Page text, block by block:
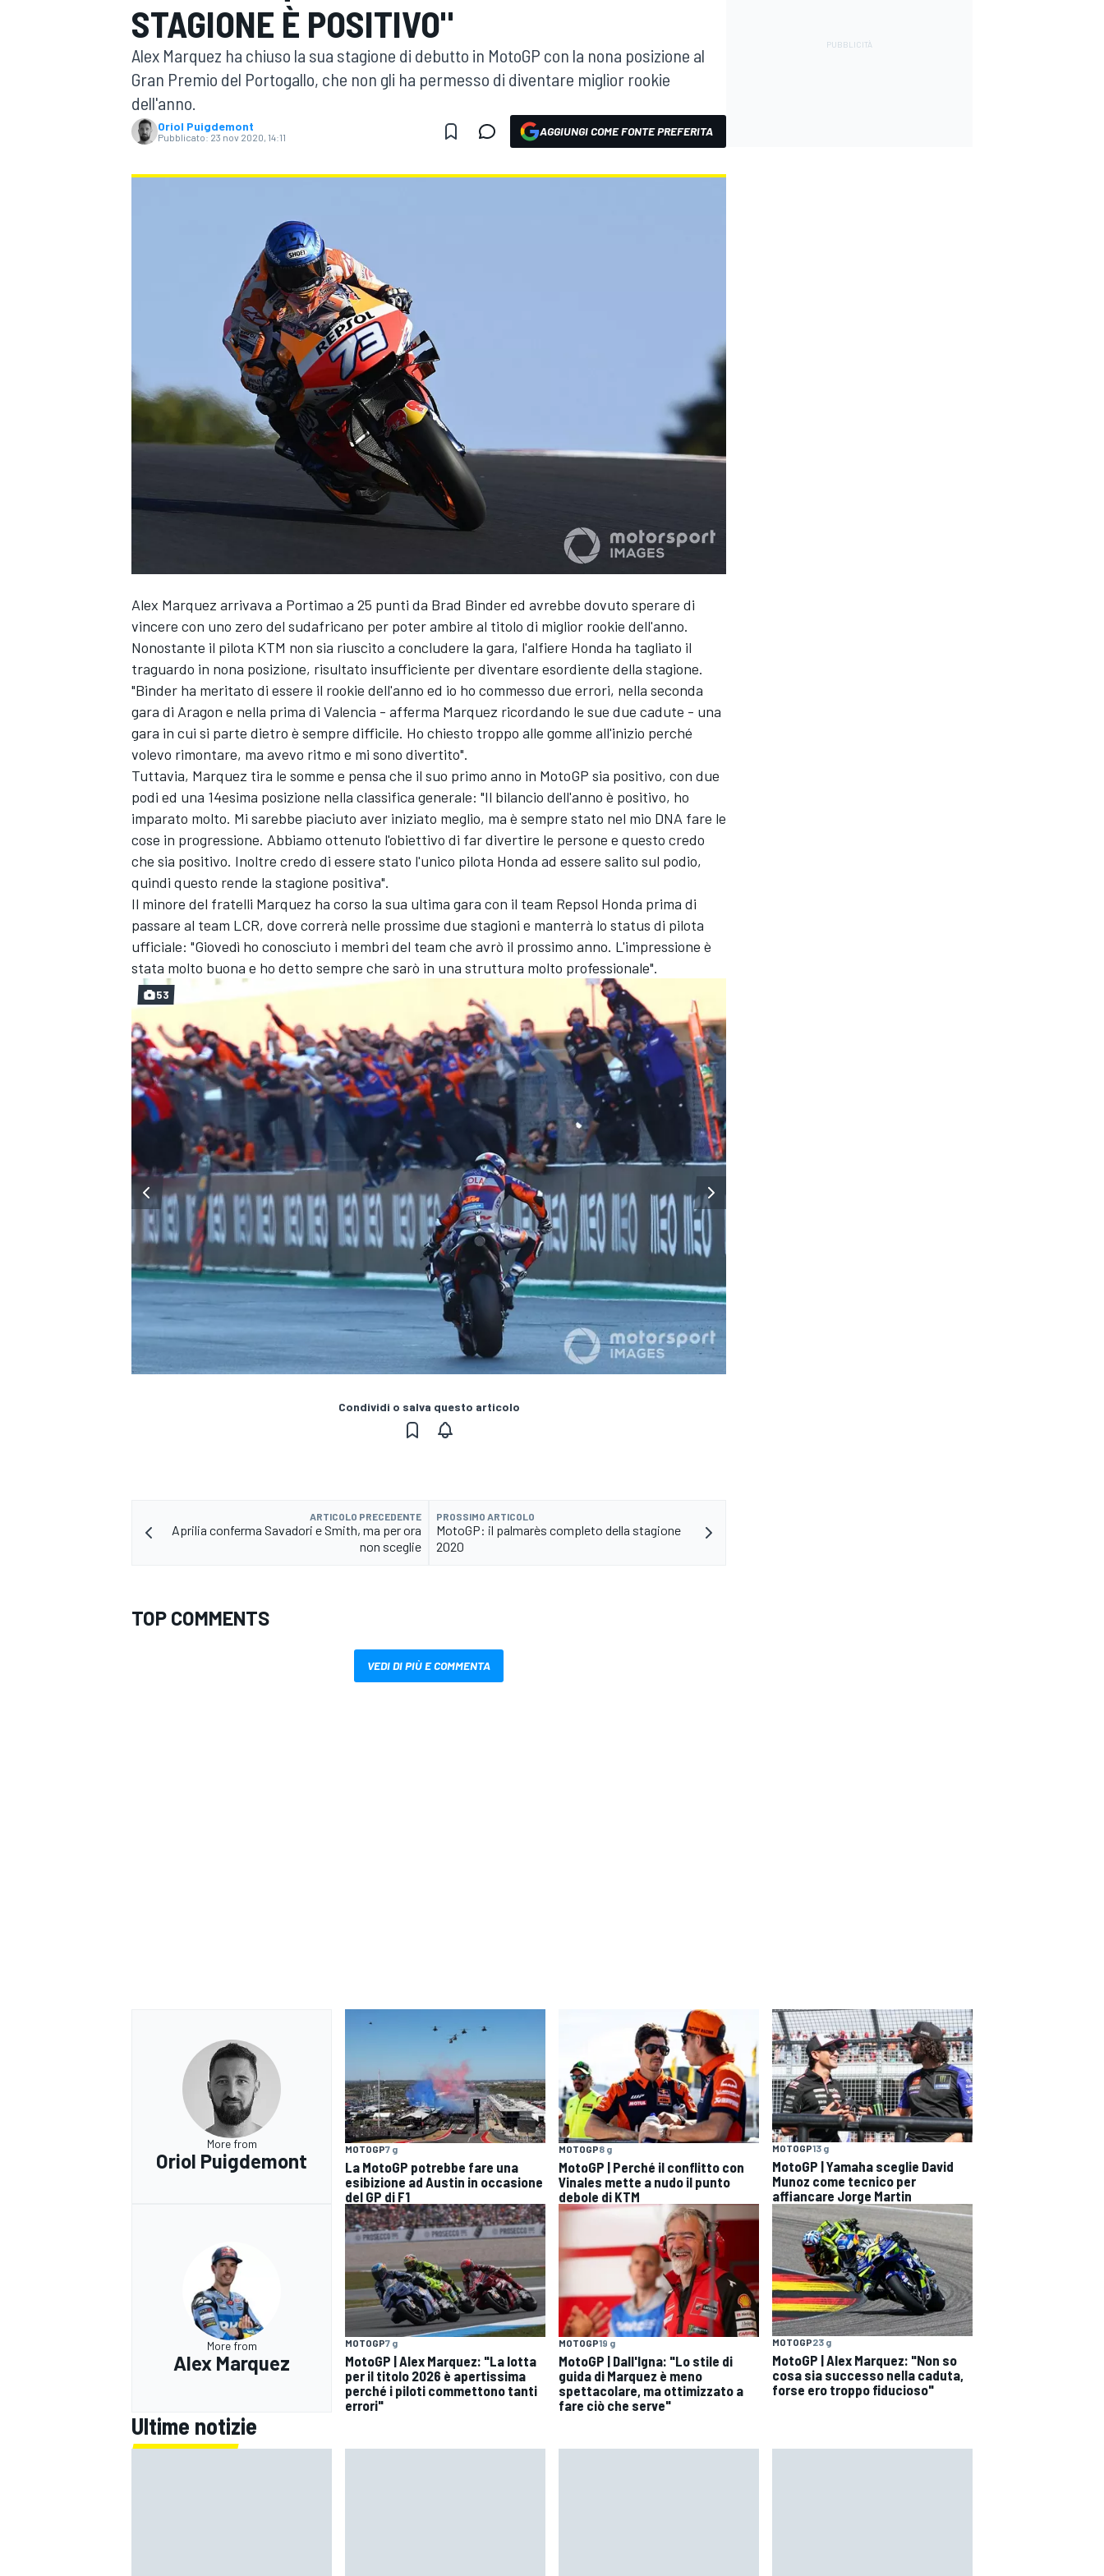
MOTOGP WEC
MONOPOSTO
RALLY
STAGIONE È POSITIVO"
Alex Marquez ha chiuso la sua stagione di debutto in MotoGP con la nona posizione al
Gran Premio del Portogallo, che non gli ha permesso di diventare miglior rookie
dell'anno.
Oriol Puigdemont
Pubblicato: 23 nov 2020, 14:11 AGGIUNGI COME FONTE PREFERITA
Alex Marquez arrivava a Portimao a 25 punti da Brad Binder ed avrebbe dovuto sperare di
vincere con uno zero del sudafricano per poter ambire al titolo di miglior rookie dell'anno.
Nonostante il pilota KTM non sia riuscito a concludere la gara, l'alfiere Honda ha tagliato il
traguardo in nona posizione, risultato insufficiente per diventare esordiente della stagione.
"Binder ha meritato di essere il rookie dell'anno ed io ho commesso due errori, nella seconda
gara di Aragon e nella prima di Valencia - afferma Marquez ricordando le sue due cadute - una
gara in cui si parte dietro è sempre difficile. Ho chiesto troppo alle gomme all'inizio perché
volevo rimontare, ma avevo ritmo e mi sono divertito".
Tuttavia, Marquez tira le somme e pensa che il suo primo anno in MotoGP sia positivo, con due
podi ed una 14esima posizione nella classifica generale: "Il bilancio dell'anno è positivo, ho
imparato molto. Mi sarebbe piaciuto aver iniziato meglio, ma è sempre stato nel mio DNA fare le
cose in progressione. Abbiamo ottenuto l'obiettivo di far divertire le persone e questo credo
che sia positivo. Inoltre credo di essere stato l'unico pilota Honda ad essere salito sul podio,
quindi questo rende la stagione positiva".
Il minore del fratelli Marquez ha corso la sua ultima gara con il team Repsol Honda prima di
passare al team LCR, dove correrà nelle prossime due stagioni e manterrà lo status di pilota
ufficiale: "Giovedì ho conosciuto i membri del team che avrò il prossimo anno. L'impressione è
stata molto buona e ho detto sempre che sarò in una struttura molto professionale".
53
Condividi o salva questo articolo
ARTICOLO PRECEDENTE
Aprilia conferma Savadori e Smith, ma per ora
non sceglie
PROSSIMO ARTICOLO
MotoGP: il palmarès completo della stagione
2020
TOP COMMENTS
VEDI DI PIÙ E COMMENTA
More from
Oriol Puigdemont
MOTOGP7 g
La MotoGP potrebbe fare una
esibizione ad Austin in occasione
del GP di F1
MOTOGP8 g
MotoGP | Perché il conflitto con
Vinales mette a nudo il punto
debole di KTM
MOTOGP13 g
MotoGP | Yamaha sceglie David
Munoz come tecnico per
affiancare Jorge Martin
More from
Alex Marquez
MOTOGP7 g
MotoGP | Alex Marquez: "La lotta
per il titolo 2026 è apertissima
perché i piloti commettono tanti
errori"
MOTOGP19 g
MotoGP | Dall'Igna: "Lo stile di
guida di Marquez è meno
spettacolare, ma ottimizzato a
fare ciò che serve"
MOTOGP23 g
MotoGP | Alex Marquez: "Non so
cosa sia successo nella caduta,
forse ero troppo fiducioso"
Ultime notizie